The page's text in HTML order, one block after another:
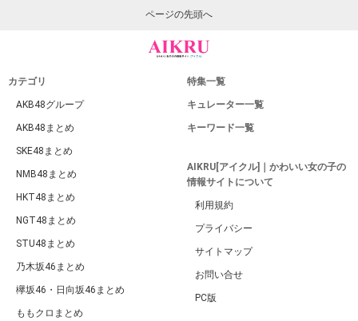
ページの先頭へ
カテゴリ
AKB48グループ
AKB48まとめ
SKE48まとめ
NMB48まとめ
HKT48まとめ
NGT48まとめ
STU48まとめ
乃木坂46まとめ
欅坂46・日向坂46まとめ
ももクロまとめ
特集一覧
キュレーター一覧
キーワード一覧
AIKRU[アイクル]｜かわいい女の子の
情報サイトについて
利用規約
プライバシー
サイトマップ
お問い合せ
PC版